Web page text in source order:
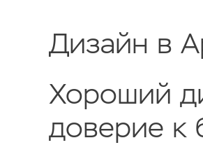
Дизайн в
Хороший
доверие к